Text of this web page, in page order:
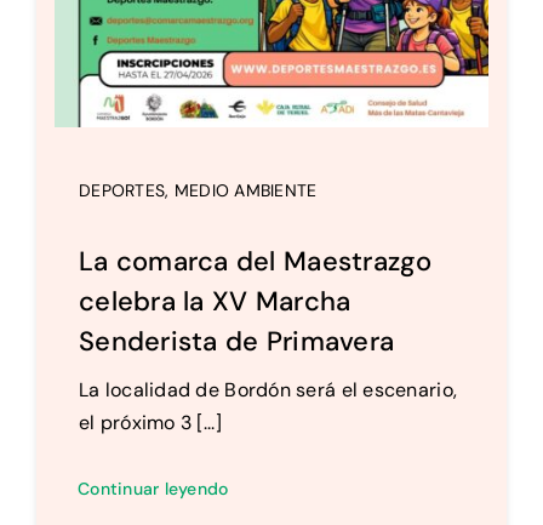
DEPORTES, MEDIO AMBIENTE
La comarca del Maestrazgo
celebra la XV Marcha
Senderista de Primavera
La localidad de Bordón será el escenario,
el próximo 3 [...]
Continuar leyendo